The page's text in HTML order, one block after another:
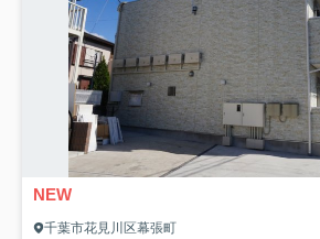
NEW
千葉市花見川区幕張町